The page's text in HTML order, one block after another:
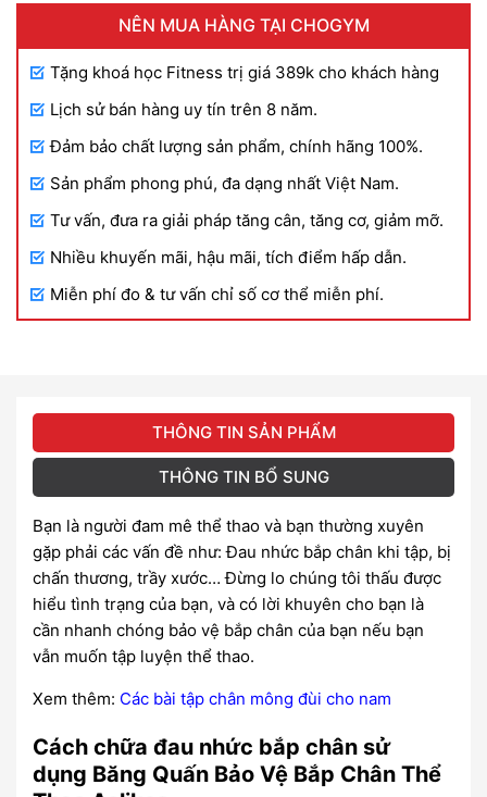
NÊN MUA HÀNG TẠI CHOGYM
Tặng khoá học Fitness trị giá 389k cho khách hàng
Lịch sử bán hàng uy tín trên 8 năm.
Đảm bảo chất lượng sản phẩm, chính hãng 100%.
Sản phẩm phong phú, đa dạng nhất Việt Nam.
Tư vấn, đưa ra giải pháp tăng cân, tăng cơ, giảm mỡ.
Nhiều khuyến mãi, hậu mãi, tích điểm hấp dẫn.
Miễn phí đo & tư vấn chỉ số cơ thể miễn phí.
THÔNG TIN SẢN PHẨM
THÔNG TIN BỔ SUNG
Bạn là người đam mê thể thao và bạn thường xuyên
gặp phải các vấn đề như: Đau nhức bắp chân khi tập, bị
chấn thương, trầy xước… Đừng lo chúng tôi thấu được
hiểu tình trạng của bạn, và có lời khuyên cho bạn là
cần nhanh chóng bảo vệ bắp chân của bạn nếu bạn
vẫn muốn tập luyện thể thao.
Xem thêm: Các bài tập chân mông đùi cho nam
Cách chữa đau nhức bắp chân sử
dụng Băng Quấn Bảo Vệ Bắp Chân Thể